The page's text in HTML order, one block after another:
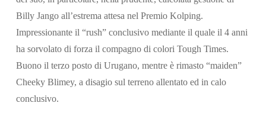
Billy Jango all’estrema attesa nel Premio Kolping.
Impressionante il “rush” conclusivo mediante il quale il 4 anni
ha sorvolato di forza il compagno di colori Tough Times.
Buono il terzo posto di Urugano, mentre è rimasto “maiden”
Cheeky Blimey, a disagio sul terreno allentato ed in calo
conclusivo.